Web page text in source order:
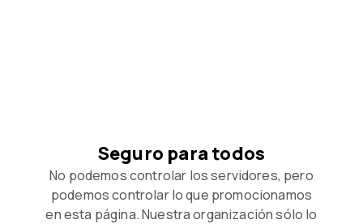
Seguro para todos
No podemos controlar los servidores, pero
podemos controlar lo que promocionamos
en esta página. Nuestra organización sólo lo